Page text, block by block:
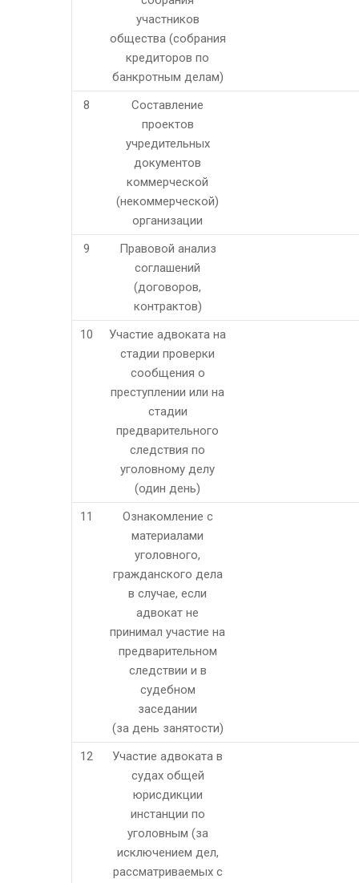
участников
общества (собрания
кредиторов по
банкротным делам)
8
Составление
проектов
учредительных
документов
коммерческой
(некоммерческой)
организации
9
Правовой анализ
соглашений
(договоров,
контрактов)
10
Участие адвоката на
стадии проверки
сообщения о
преступлении или на
стадии
предварительного
следствия по
уголовному делу
(один день)
11
Ознакомление с
материалами
уголовного,
гражданского дела
в случае, если
адвокат не
принимал участие на
предварительном
следствии и в
судебном
заседании
(за день занятости)
12
Участие адвоката в
судах общей
юрисдикции
инстанции по
уголовным (за
исключением дел,
рассматриваемых с